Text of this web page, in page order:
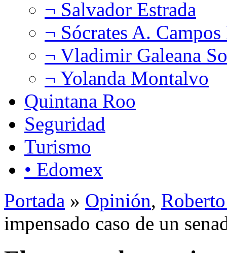
¬ Salvador Estrada
¬ Sócrates A.
¬ Vladimir Galeana
¬ Yolanda Montalvo
Quintana Roo
Seguridad
Turismo
• Edomex
Portada » Opinión,
impensado caso de un